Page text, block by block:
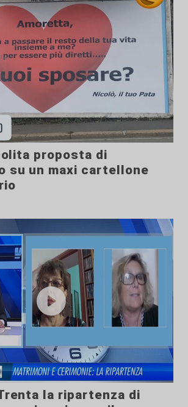
proposta di
su un maxi cartellone
la ripartenza di